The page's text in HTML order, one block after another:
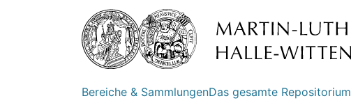
Bereiche & SammlungenDas gesamte Repositorium